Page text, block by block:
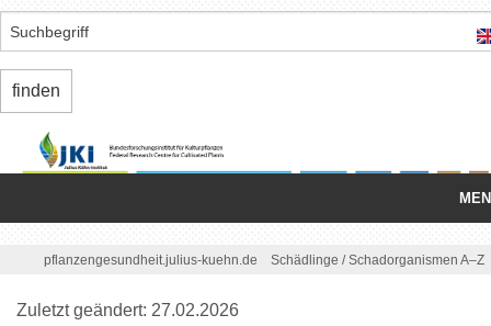
pflanzengesundheit.julius-kuehn.de Schädlinge /Schadorganismen A–Z
Zuletzt geändert: 27.02.2026